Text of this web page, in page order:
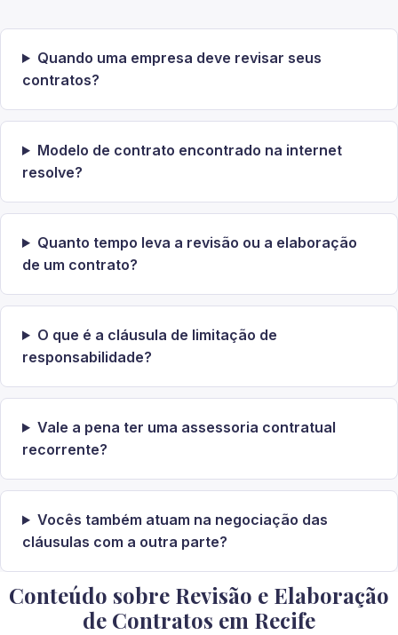
Quando uma empresa deve revisar seus
contratos?
Modelo de contrato encontrado na internet
resolve?
Quanto tempo leva a revisão ou a elaboração
de um contrato?
O que é a cláusula de limitação de
responsabilidade?
Vale a pena ter uma assessoria contratual
recorrente?
Vocês também atuam na negociação das
cláusulas com a outra parte?
Conteúdo sobre Revisão e Elaboração
de Contratos em Recife